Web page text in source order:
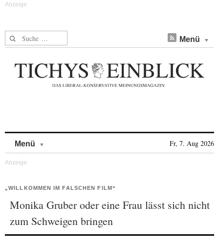
Suche nach: Menü
Menü Fr, 7. Aug 2026
„WILLKOMMEN IM FALSCHEN FILM“
Monika Gruber oder eine Frau lässt sich nicht
zum Schweigen bringen